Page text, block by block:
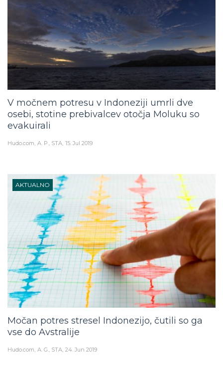
V močnem potresu v Indoneziji umrli dve
osebi, stotine prebivalcev otočja Moluku so
evakuirali
Hudo.com A. P., STA 15. Jul 2019
AKTUALNO
Močan potres stresel Indonezijo, čutili so ga
vse do Avstralije
Hudo.com A. G., STA 24. Jun 2019